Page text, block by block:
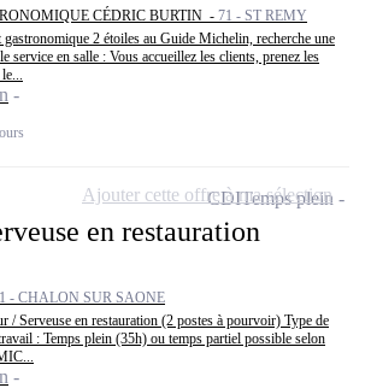
CÉDRIC BURTIN - 71 - ST REMY
2 étoiles au Guide Michelin, recherche une
service en salle : Vous accueillez les clients, prenez les
en restauration
- CHALON SUR SAONE
/ Serveuse en restauration (2 postes à pourvoir) Type de
: Temps plein (35h) ou temps partiel possible selon
CDITemps plein
Ajouter cette offre à ma sélection